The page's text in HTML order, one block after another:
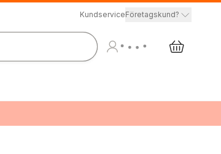
KundserviceFöretagskund?